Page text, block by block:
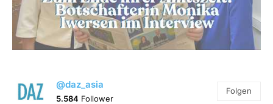
@daz_asia
5.584 Follower
Folgen